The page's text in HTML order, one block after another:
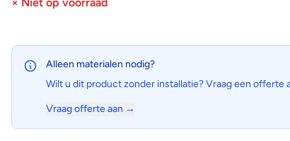
Alleen materialen nodig?
Wilt u dit product zonder installatie? Vraag een offerte
Vraag offerte aan →